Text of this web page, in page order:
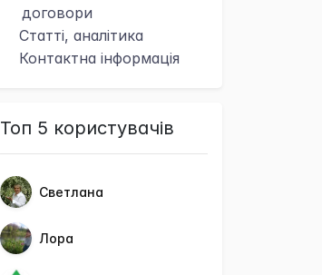
договори
Статті, аналітика
Контактна інформація
Топ 5 користувачів
Светлана
Лора